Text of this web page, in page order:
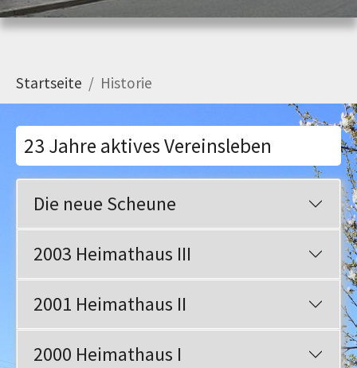
You are here:
Startseite Historie
23 Jahre aktives Vereinsleben
Die neue Scheune
2003 Heimathaus III
2001 Heimathaus II
2000 Heimathaus I